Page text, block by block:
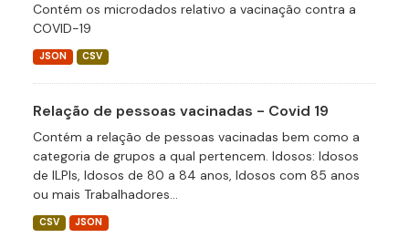
Contém os microdados relativo a vacinação contra a
COVID-19
JSON CSV
Relação de pessoas vacinadas - Covid 19
Contém a relação de pessoas vacinadas bem como a
categoria de grupos a qual pertencem. Idosos: Idosos
de ILPIs, Idosos de 80 a 84 anos, Idosos com 85 anos
ou mais Trabalhadores...
CSV JSON